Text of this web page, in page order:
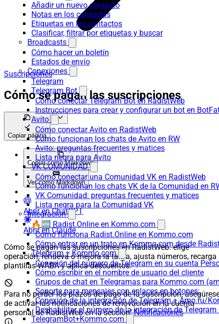
Añadir un nuevo contacto
Notas en los contactos
Etiquetas en los contactos
Clasificar, filtrar por etiquetas y buscar
Broadcasts
Cómo hacer un boletín
Estados de envío
Conexiones
Telegram
Telegram Bot
Cómo conectar Telegram Bot en RadistWeb
Instrucciones para crear y configurar un bot en
Avito
Cómo conectar Avito en RadistWeb
Cómo funcionan los chats de Avito en RW
Avito: preguntas frecuentes y matices
Lista negra para Avito
VK COMUNIDAD
Cómo conectar una Comunidad VK en RadistWeb
Cómo funcionan los chats VK de la Comunidad en
VK Comunidad: preguntas frecuentes y matices
Lista negra para la Comunidad VK
Integración
🔥🆕 Radist.Online en Kommo.com
Cómo funciona Radist.Online en Kommo.com
Cómo entrar en un trato en Kommo.com desde
Telegram + Kommo.com
Conexión del número de Telegram en su cuenta
Cómo escribir en el nombre de usuario del cliente
Grupos de chat en Telegramas para Kommo.com
Soporte para mensajes con enlaces en botones:
Conexión de la integración de Telegram + Amo.ru/
Deshabilitar el número de la integración de
TelegramBot+Kommo.com
Suscripciones
Cómo se pagan las suscripciones
Copiar página
Copiar como Markdown
Ver como Markdown
Abrir en ChatGPT
Abrir en Claude
Cómo se pagan las suscripciones en RadistWeb: elige
operación, renueva o mejora la tarifa, ajusta números, recarga
plantillas WABA y aplica descuentos.
Para no perder los plazos de pago de la suscripción,
de activar las notificaciones de renovación en la cuenta
personal de RadistWeb en la sección"Notificaciones